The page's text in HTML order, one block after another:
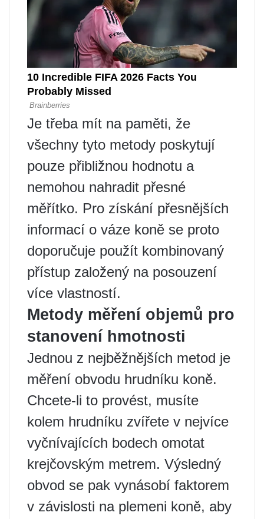
Je třeba mít na paměti, že
všechny tyto metody poskytují
pouze přibližnou hodnotu a
nemohou nahradit přesné
měřítko. Pro získání přesnějších
informací o váze koně se proto
doporučuje použít kombinovaný
přístup založený na posouzení
více vlastností.
Metody měření objemů pro
stanovení hmotnosti
Jednou z nejběžnějších metod je
měření obvodu hrudníku koně.
Chcete-li to provést, musíte
kolem hrudníku zvířete v nejvíce
vyčnívajících bodech omotat
krejčovským metrem. Výsledný
obvod se pak vynásobí faktorem
v závislosti na plemeni koně, aby